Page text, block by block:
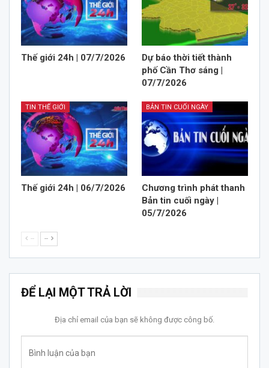
Thế giới 24h | 07/7/2026
Dự báo thời tiết thành
phố Cần Thơ sáng |
07/7/2026
TIN THẾ GIỚI
Thế giới 24h | 06/7/2026
BẢN TIN CUỐI NGÀY
Chương trình phát thanh
Bản tin cuối ngày |
05/7/2026
-- --
ĐỂ LẠI MỘT TRẢ LỜI
Địa chỉ email của bạn sẽ không được công bố.